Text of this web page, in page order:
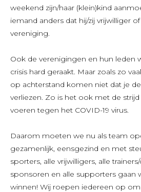
weekend zijn/haar (klein)kind
iemand anders dat hij/zij vrijwilliger
vereniging.
Ook de verenigingen en hun leden
crisis hard geraakt. Maar zoals zo
op achterstand komen niet dat je
verliezen. Zo is het ook met de
voeren tegen het COVID-19 virus.
Daarom moeten we nu als team
gezamenlijk, eensgezind en met
sporters, alle vrijwilligers, alle
sponsoren en alle supporters gaan
winnen! Wij roepen iedereen op